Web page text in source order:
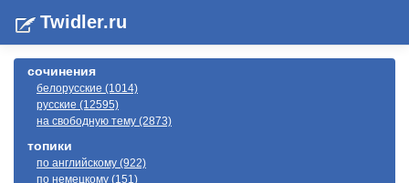
Twidler.ru
сочинения
белорусские (1014)
русские (12595)
на свободную тему (2873)
топики
по английскому (922)
по немецкому (151)